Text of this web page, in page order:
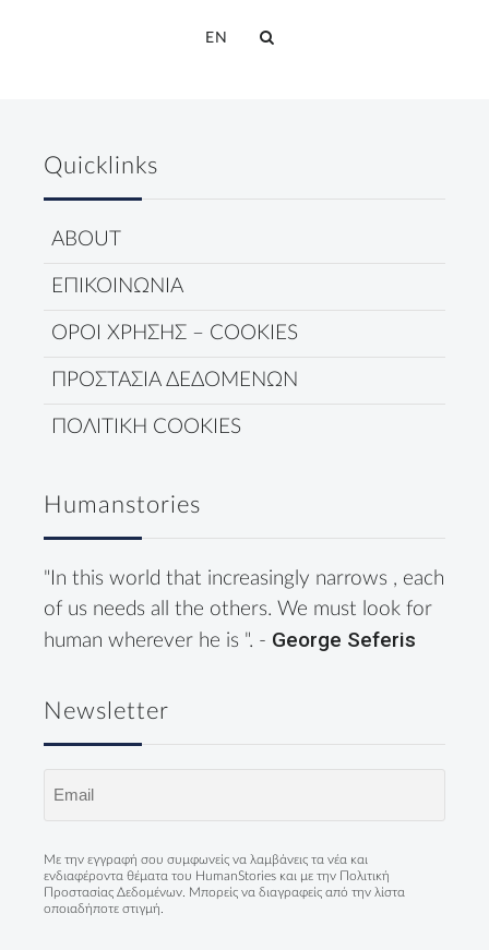
EN
Quicklinks
ABOUT
ΕΠΙΚΟΙΝΩΝΙΑ
ΟΡΟΙ ΧΡΗΣΗΣ – COOKIES
ΠΡΟΣΤΑΣΙΑ ΔΕΔΟΜΕΝΩΝ
ΠΟΛΙΤΙΚΗ COOKIES
Humanstories
"In this world that increasingly narrows , each
of us needs all the others. We must look for
human wherever he is ". - George Seferis
Newsletter
Με την εγγραφή σου συμφωνείς να λαμβάνεις τα νέα και
ενδιαφέροντα θέματα του HumanStories και με την
Πολιτική
Προστασίας Δεδομένων . Μπορείς να διαγραφείς από την λίστα
οποιαδήποτε στιγμή.